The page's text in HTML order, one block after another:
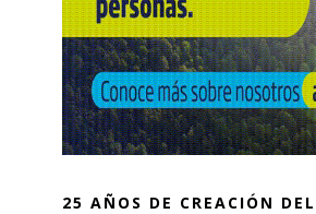
25 AÑOS DE CREACIÓN DEL